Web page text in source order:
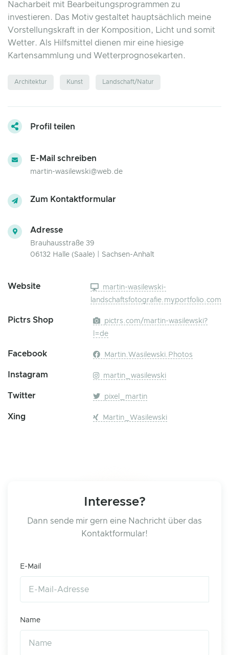
Nacharbeit mit Bearbeitungsprogrammen zu
investieren. Das Motiv gestaltet hauptsächlich meine
Vorstellungskraft in der Komposition, Licht und somit
Wetter. Als Hilfsmittel dienen mir eine hiesige
Kartensammlung und Wetterprognosekarten.
Architektur Kunst Landschaft/Natur
Profil teilen
E-Mail schreiben
martin-wasilewski@web.de
Zum Kontaktformular
Adresse
Brauhausstraße 39
06132 Halle (Saale) | Sachsen-Anhalt
Website
martin-wasilewski-
landschaftsfotografie.myportfolio.com
Pictrs Shop
pictrs.com/martin-wasilewski?
l=de
Facebook Martin.Wasilewski.Photos
Instagram martin_wasilewski
Twitter pixel_martin
Xing Martin_Wasilewski
Interesse?
Dann sende mir gern eine Nachricht über das
Kontaktformular!
E-Mail
Name